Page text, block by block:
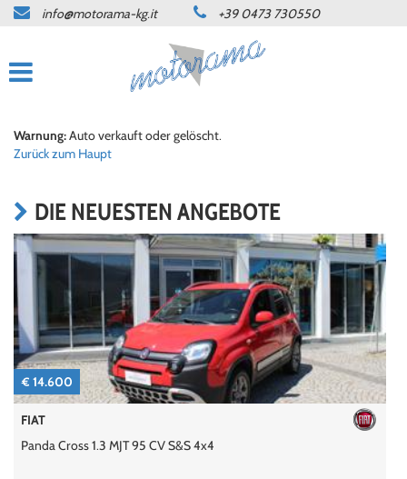
ANGEBOTE
WERKSTATT
SPRACHE:
DEUTSCH
ITALIANO
NEWS
info@motorama-kg.it +39 0473 730550
Warnung:Auto verkauft oder gelöscht.
Zurück zum Haupt
DIE NEUESTEN ANGEBOTE
4x4
€ 14.600